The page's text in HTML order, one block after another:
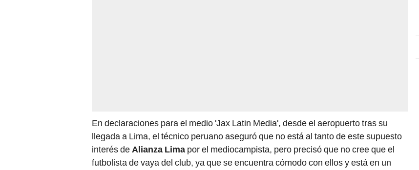
En declaraciones para el medio 'Jax Latin Media', desde el aeropuerto tras su
llegada a Lima, el técnico peruano aseguró que no está al tanto de este supuesto
interés deAlianza Lima por el mediocampista, pero precisó que no cree que el
futbolista de vaya del club, ya que se encuentra cómodo con ellos y está en un